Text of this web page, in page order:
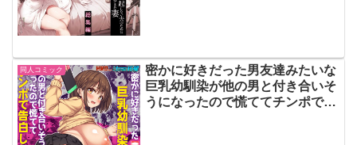
同人コミック
密かに好きだった男友達みたいな
巨乳幼馴染が他の男と付き合いそ
うになったので慌ててチンポで告